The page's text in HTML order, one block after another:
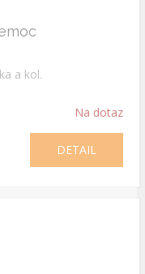
a kol.
Na dotaz
DETAIL